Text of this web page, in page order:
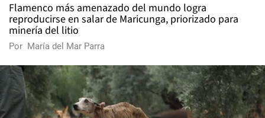
Flamenco más amenazado del mundo logra
reproducirse en salar de Maricunga, priorizado para
minería del litio
Por María del Mar Parra